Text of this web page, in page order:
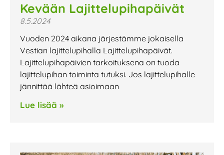
Kevään Lajittelupihapäivät
8.5.2024
Vuoden 2024 aikana järjestämme jokaisella
Vestian lajittelupihalla Lajittelupihapäivät.
Lajittelupihapäivien tarkoituksena on tuoda
lajittelupihan toiminta tutuksi. Jos lajittelupihalle
jännittää lähteä asioimaan
Lue lisää »